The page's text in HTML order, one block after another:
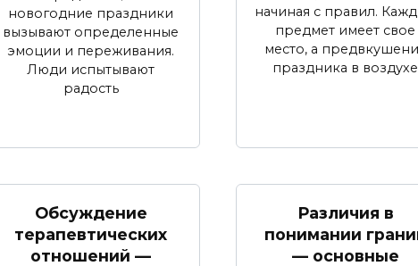
новогодние праздники
вызывают определенные
эмоции и переживания.
Люди испытывают
радость
начиная с правил.
предмет имеет свое
место, а
праздника в воздухе
Обсуждение
терапевтических
отношений —
Различия в
понимании
— основные